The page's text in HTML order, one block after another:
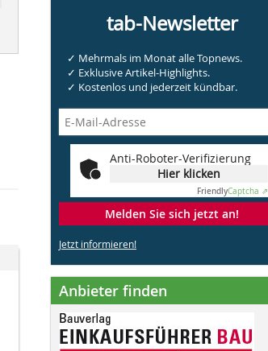
tab-Newsletter
✓ Mehrmals im Monat alle Topnews.
✓ Exklusive Artikel-Highlights.
✓ Kostenlos und jederzeit kündbar.
Anti-Roboter-Verifizierung
Hier klicken
FriendlyCaptcha ⇗
Melden Sie sich jetzt an!
Jetzt informieren!
Anbieter finden